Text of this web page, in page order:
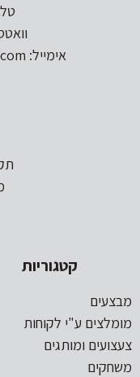
טלפון:
וואטסאפ:
אימייל: dubitoys.conect@gmail.com
קטגוריות
מבצעים
מומלצים ע"י לקוחות
צעצועים ומותגים
משחקים